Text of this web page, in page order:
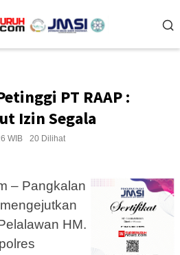
PT RAAP :
Izin Segala
WIB 20 Dilihat
– Pangkalan
HM.